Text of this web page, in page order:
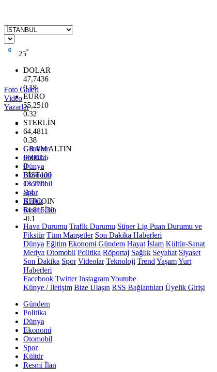
25°
DOLAR
47,7436
0.18
EURO
55,2510
0.32
STERLİN
64,4811
0.38
GRAM ALTIN
6660.55
0
BİST100
13.779
-14
BITCOIN
64.815,30
-0.1
Foto Galeri
Video
Yazarlar
Gündem
Politika
Dünya
Ekonomi
Otomobil
Spor
Kültür
Resmi İlan
Hava Durumu Trafik Durumu Süper Lig Puan Durumu ve
Fikstür Tüm Manşetler Son Dakika Haberleri
Dünya Eğitim Ekonomi Gündem Hayat İslam Kültür-Sanat
Medya Otomobil Politika Röportaj Sağlık Seyahat Siyaset
Son Dakika Spor Videolar Teknoloji Trend YaşamYurt
Haberleri
Facebook Twitter InstagramYoutube
Künye / İletişim Bize Ulaşın RSS Bağlantıları Üyelik Girişi
Gündem
Politika
Dünya
Ekonomi
Otomobil
Spor
Kültür
Resmi İlan